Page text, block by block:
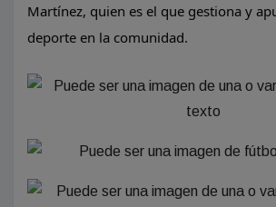
Martínez, quien es el que gestiona y
deporte en la comunidad.